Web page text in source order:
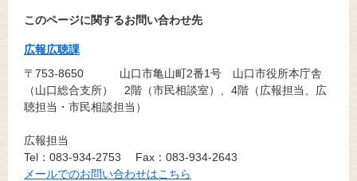
このページに関するお問い合わせ先
広報広聴課
〒753-8650
山口市亀山町2番1号 山口市役所本庁舎
（山口総合支所） 2階（市民相談室）、4階（広報担当、広
聴担当・市民相談担当）
広報担当
Tel：083-934-2753
Fax：083-934-2643
メールでのお問い合わせはこちら